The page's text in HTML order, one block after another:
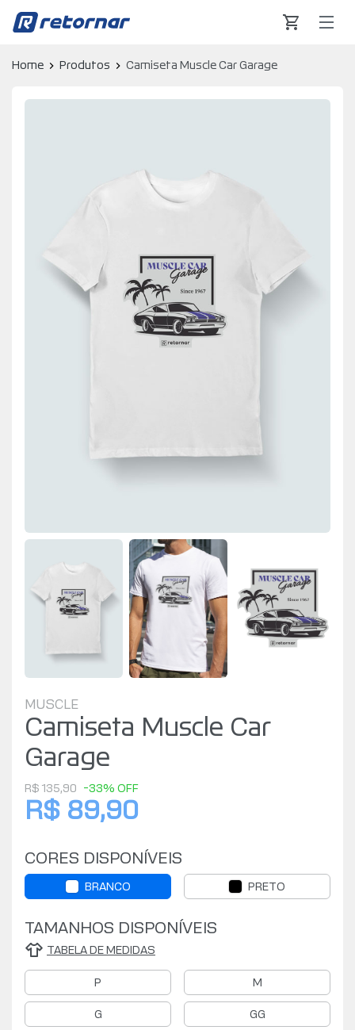
Home Produtos Camiseta Muscle Car Garage
MUSCLE
Camiseta Muscle Car
Garage
R$ 135,90 -33% OFF
R$ 89,90
CORES DISPONÍVEIS
BRANCO PRETO
TAMANHOS DISPONÍVEIS
TABELA DE MEDIDAS
P M
G GG